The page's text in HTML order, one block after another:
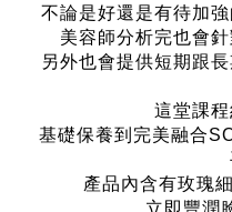
不論是好還是有待加
美容師分析完也會
另外也會提供短期跟
這堂課
基礎保養到完美融合
產品內含有玫瑰